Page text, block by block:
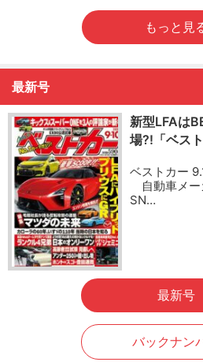
もっと見
最新号
新型LFAは
場?!「ベス
ベストカー
自動車メー
SN…
最新号
バックナン